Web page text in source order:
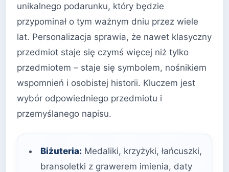
unikalnego podarunku, który będzie
przypominał o tym ważnym dniu przez wiele
lat. Personalizacja sprawia, że nawet klasyczny
przedmiot staje się czymś więcej niż tylko
przedmiotem – staje się symbolem, nośnikiem
wspomnień i osobistej historii. Kluczem jest
wybór odpowiedniego przedmiotu i
przemyślanego napisu.
Biżuteria: Medaliki, krzyżyki, łańcuszki,
bransoletki z grawerem imienia, daty